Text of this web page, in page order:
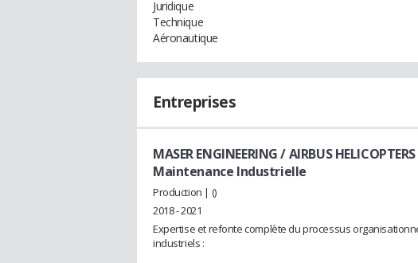
Juridique
Technique
Aéronautique
Entreprises
MASER ENGINEERING / AIRBUS HELICOPTERS
Maintenance Industrielle
Production | ()
2018 - 2021
Expertise et refonte complète du processus
industriels :